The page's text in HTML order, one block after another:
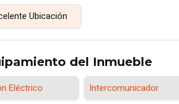
Ubicación
del Inmueble
Eléctrico Intercomunicador